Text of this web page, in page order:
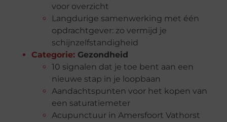
voor overzicht
Langdurige samenwerking met één
opdrachtgever: zo vermijd je
schijnzelfstandigheid
Categorie: Gezondheid
10 signalen dat je toe bent aan een
nieuwe stap in je loopbaan
Aandachtspunten voor het kopen van
een saturatiemeter
Acupunctuur in Amersfoort Vathorst